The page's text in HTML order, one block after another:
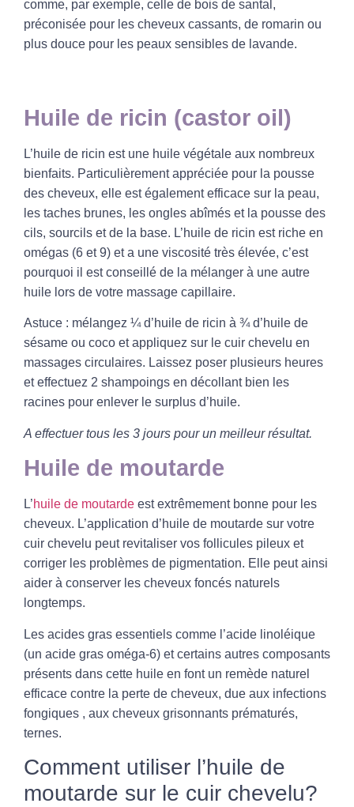
comme, par exemple, celle de bois de santal,
préconisée pour les cheveux cassants, de romarin ou
plus douce pour les peaux sensibles de lavande.
Huile de ricin (castor oil)
L’huile de ricin est une huile végétale aux nombreux
bienfaits. Particulièrement appréciée pour la pousse
des cheveux, elle est également efficace sur la peau,
les taches brunes, les ongles abîmés et la pousse des
cils, sourcils et de la base. L’huile de ricin est riche en
omégas (6 et 9) et a une viscosité très élevée, c’est
pourquoi il est conseillé de la mélanger à une autre
huile lors de votre massage capillaire.
Astuce : mélangez ¼ d’huile de ricin à ¾ d’huile de
sésame ou coco et appliquez sur le cuir chevelu en
massages circulaires. Laissez poser plusieurs heures
et effectuez 2 shampoings en décollant bien les
racines pour enlever le surplus d’huile.
A effectuer tous les 3 jours pour un meilleur résultat.
Huile de moutarde
L’huile de moutarde est extrêmement bonne pour les
cheveux. L’application d’huile de moutarde sur votre
cuir chevelu peut revitaliser vos follicules pileux et
corriger les problèmes de pigmentation. Elle peut ainsi
aider à conserver les cheveux foncés naturels
longtemps.
Les acides gras essentiels comme l’acide linoléique
(un acide gras oméga-6) et certains autres composants
présents dans cette huile en font un remède naturel
efficace contre la perte de cheveux, due aux infections
fongiques , aux cheveux grisonnants prématurés,
ternes.
Comment utiliser l’huile de
moutarde sur le cuir chevelu?